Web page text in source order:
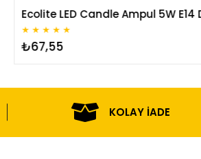
★★★★★
₺67,55
KOLAY İADE